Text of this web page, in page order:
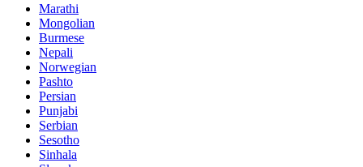
Marathi
Mongolian
Burmese
Nepali
Norwegian
Pashto
Persian
Punjabi
Serbian
Sesotho
Sinhala